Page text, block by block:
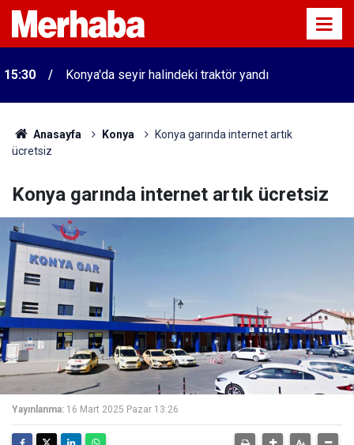
15:30 Konya'da seyir halindeki traktör yandı
Anasayfa Konya
Konya garında internet artık
ücretsiz
Konya garında internet artık ücretsiz
Yayınlanma: 16 Mart 2025 Pazar 13:26